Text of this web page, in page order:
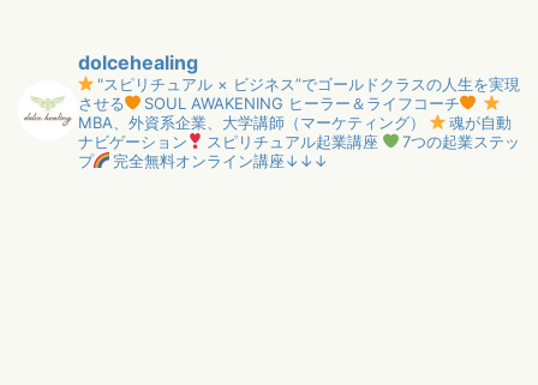
dolcehealing
"スピリチュアル × ビジネス”でゴールドクラスの人生を実現
させる
SOUL AWAKENING ヒーラー＆ライフコーチ
MBA、外資系企業、大学講師（マーケティング）
魂が自動
ナビゲーション
スピリチュアル起業講座
7つの起業ステッ
プ
完全無料オンライン講座↓↓↓